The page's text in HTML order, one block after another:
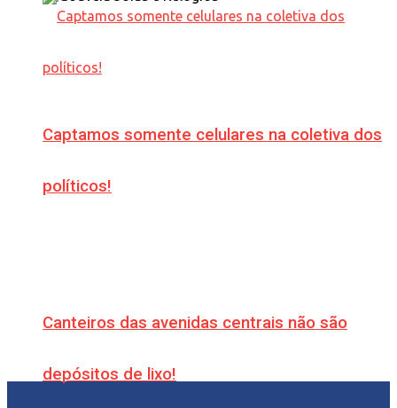
Captamos somente celulares na coletiva dos
políticos!
Canteiros das avenidas centrais não são
depósitos de lixo!